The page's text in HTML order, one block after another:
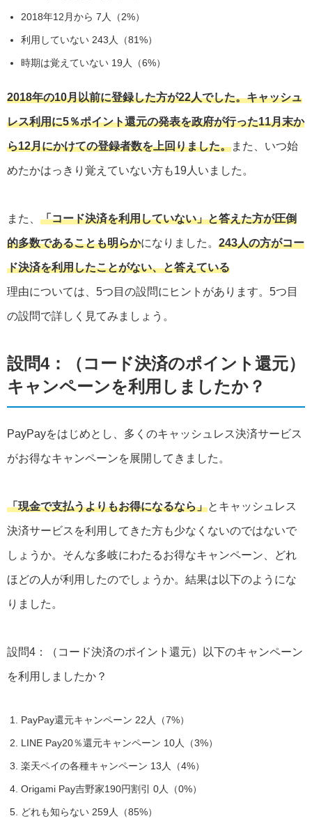
2018年12月から 7人（2%）
利用していない 243人（81%）
時期は覚えていない 19人（6%）
2018年の10月以前に登録した方が22人でした。キャッシュ
レス利用に5％ポイント還元の発表を政府が行った11月末か
ら12月にかけての登録者数を上回りました。また、いつ始
めたかはっきり覚えていない方も19人いました。
また、 「コード決済を利用していない」と答えた方が圧倒
的多数であることも明らかになりました。 243人の方がコー
ド決済を利用したことがない、と答えている
理由については、5つ目の設問にヒントがあります。5つ目
の設問で詳しく見てみましょう。
設問4：（コード決済のポイント還元）
キャンペーンを利用しましたか？
PayPayをはじめとし、多くのキャッシュレス決済サービス
がお得なキャンペーンを展開してきました。
「現金で支払うよりもお得になるなら」とキャッシュレス
決済サービスを利用してきた方も少なくないのではないで
しょうか。そんな多岐にわたるお得なキャンペーン、どれ
ほどの人が利用したのでしょうか。結果は以下のようにな
りました。
設問4：（コード決済のポイント還元）以下のキャンペーン
を利用しましたか？
PayPay還元キャンペーン 22人（7%）
LINE Pay20％還元キャンペーン 10人（3%）
楽天ペイの各種キャンペーン 13人（4%）
Origami Pay吉野家190円割引 0人（0%）
どれも知らない 259人（85%）